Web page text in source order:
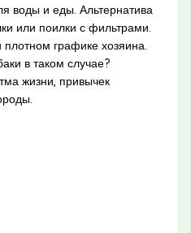
воды и еды. Альтернатива
или поилки с фильтрами.
графике хозяина.
в таком случае?
жизни, привычек